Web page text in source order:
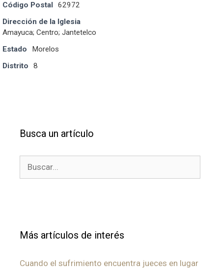
Código Postal 62972
Dirección de la Iglesia
Amayuca; Centro; Jantetelco
Estado
Morelos
Distrito
8
Busca un artículo
Más artículos de interés
Cuando el sufrimiento encuentra jueces en lugar